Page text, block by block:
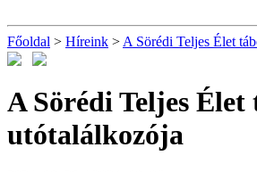
Főoldal > Híreink > A Sörédi Teljes Élet
A Sörédi Teljes Élet
utótalálkozója